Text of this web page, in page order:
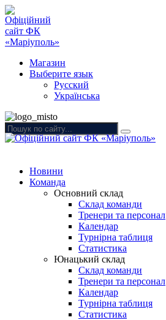
Магазин
Выберите язык
Русский
Українська
Новини
Команда
Основний склад
Склад команди
Тренери та персонал
Календар
Турнірна таблиця
Статистика
Юнацький склад
Склад команди
Тренери та персонал
Календар
Турнірна таблиця
Статистика